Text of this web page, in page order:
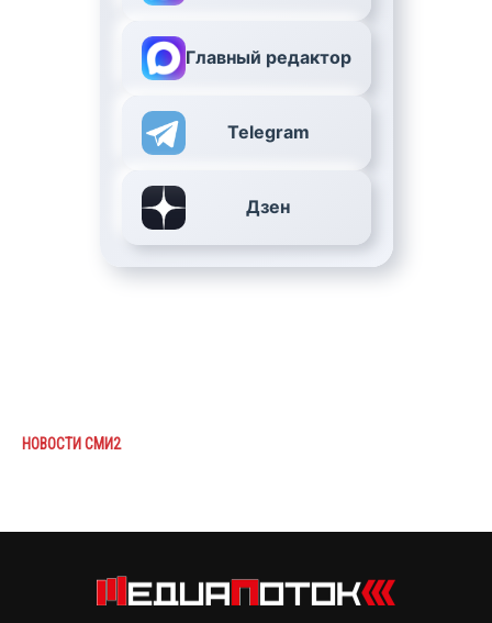
Главный редактор
Telegram
Дзен
НОВОСТИ СМИ2